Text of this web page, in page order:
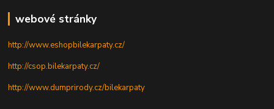
webové stránky
http://www.eshopbilekarpaty.cz/
http://csop.bilekarpaty.cz/
http://www.dumprirody.cz/bilekarpaty